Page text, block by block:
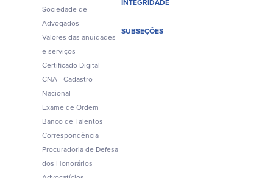
Sociedade de
Advogados
Valores das anuidades
e serviços
Certificado Digital
CNA - Cadastro
Nacional
Exame de Ordem
Banco de Talentos
Correspondência
Procuradoria de Defesa
dos Honorários
INTEGRIDADE
SUBSEÇÕES